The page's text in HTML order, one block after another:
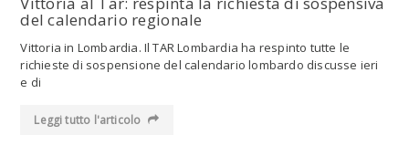
del calendario regionale
Vittoria in Lombardia. Il TAR Lombardia ha respinto tutte le
richieste di sospensione del calendario lombardo discusse ieri
e di
Leggi tutto l'articolo